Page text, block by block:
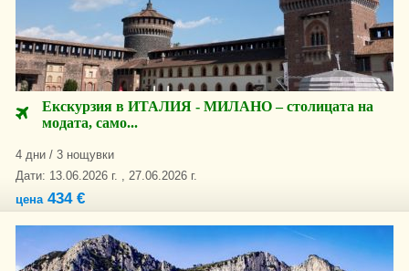
Екскурзия в ИТАЛИЯ - МИЛАНО – столицата на
модата, само...
4 дни / 3 нощувки
Дати: 13.06.2026 г. , 27.06.2026 г.
цена434 €